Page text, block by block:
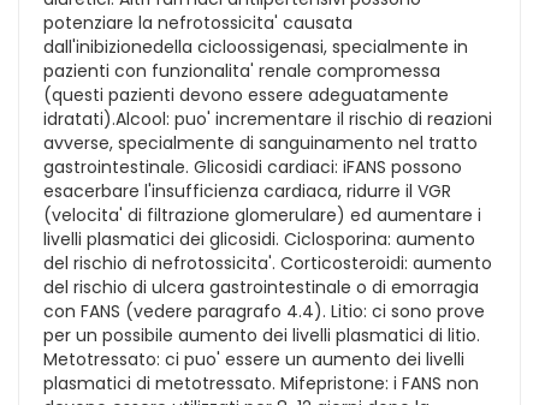
potenziare la nefrotossicita' causata
dall'inibizionedella cicloossigenasi, specialmente in
pazienti con funzionalita' renale compromessa
(questi pazienti devono essere adeguatamente
idratati).Alcool: puo' incrementare il rischio di reazioni
avverse, specialmente di sanguinamento nel tratto
gastrointestinale. Glicosidi cardiaci: iFANS possono
esacerbare l'insufficienza cardiaca, ridurre il VGR
(velocita' di filtrazione glomerulare) ed aumentare i
livelli plasmatici dei glicosidi. Ciclosporina: aumento
del rischio di nefrotossicita'. Corticosteroidi: aumento
del rischio di ulcera gastrointestinale o di emorragia
con FANS (vedere paragrafo 4.4). Litio: ci sono prove
per un possibile aumento dei livelli plasmatici di litio.
Metotressato: ci puo' essere un aumento dei livelli
plasmatici di metotressato. Mifepristone: i FANS non